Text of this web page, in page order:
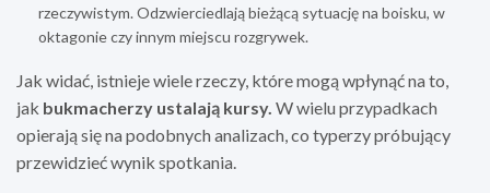
rzeczywistym. Odzwierciedlają bieżącą sytuację na boisku, w
oktagonie czy innym miejscu rozgrywek.
Jak widać, istnieje wiele rzeczy, które mogą wpłynąć na to,
jak bukmacherzy ustalają kursy. W wielu przypadkach
opierają się na podobnych analizach, co typerzy próbujący
przewidzieć wynik spotkania.